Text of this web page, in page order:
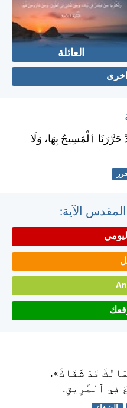
العائلة
ٱلْمَسِيحُ بِهَا، وَلَا
الآية:
قَدْ شَفَاكَ».
فِي ٱلطَّرِيقِ.